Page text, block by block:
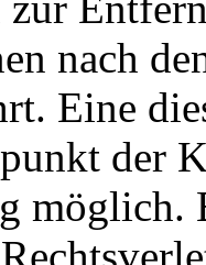
nach
Eine
der
möglich.